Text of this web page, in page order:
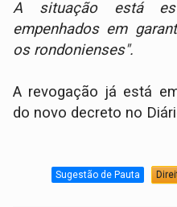
A situação está
empenhados em
os rondonienses".
A revogação já está
do novo decreto no
Sugestão de Pauta